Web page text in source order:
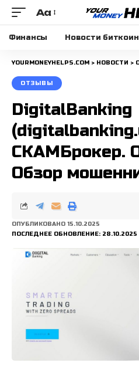
Размера
шрифта
Aa
Финансы Новости биткоин
YOURMONEYHELPS.COM > НОВОСТИ >
ОТЗЫВЫ
DigitalBanking
СКАМБрокер.
Обзор
ПОСЛЕДНЕЕ ОБНОВЛЕНИЕ: 28.10.2025
ОПУБЛИКОВАНО 15.10.2025